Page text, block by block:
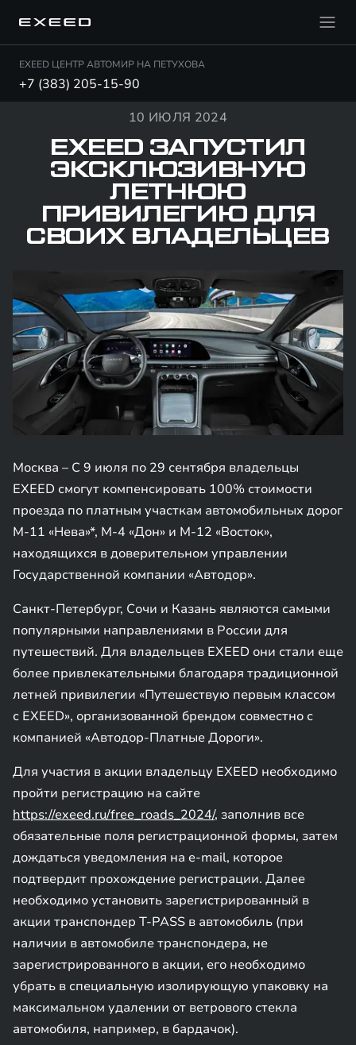
EXEED ЦЕНТР АВТОМИР НА ПЕТУХОВА
+7 (383) 205-15-90
10 ИЮЛЯ 2024
EXEED ЗАПУСТИЛ
ЭКСКЛЮЗИВНУЮ
ЛЕТНЮЮ
ПРИВИЛЕГИЮ ДЛЯ
СВОИХ ВЛАДЕЛЬЦЕВ
Москва – С 9 июля по 29 сентября владельцы
EXEED смогут компенсировать 100% стоимости
проезда по платным участкам автомобильных дорог
М-11 «Нева»*, М-4 «Дон» и М-12 «Восток»,
находящихся в доверительном управлении
Государственной компании «Автодор».
Санкт-Петербург, Сочи и Казань являются самыми
популярными направлениями в России для
путешествий. Для владельцев EXEED они стали еще
более привлекательными благодаря традиционной
летней привилегии «Путешествую первым классом
с EXEED», организованной брендом совместно с
компанией «Автодор-Платные Дороги».
Для участия в акции владельцу EXEED необходимо
пройти регистрацию на сайте
https://exeed.ru/free_roads_2024/, заполнив все
обязательные поля регистрационной формы, затем
дождаться уведомления на e-mail, которое
подтвердит прохождение регистрации. Далее
необходимо установить зарегистрированный в
акции транспондер T-PASS в автомобиль (при
наличии в автомобиле транспондера, не
зарегистрированного в акции, его необходимо
убрать в специальную изолирующую упаковку на
максимальном удалении от ветрового стекла
автомобиля, например, в бардачок).